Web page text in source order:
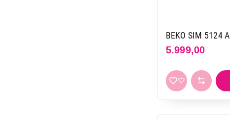
BEKO SIM 5124 A
5.999,00